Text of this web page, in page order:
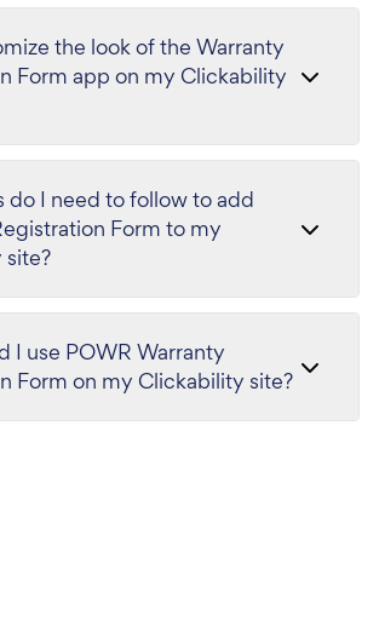
the look of the Warranty
Form app on my Clickability
do I need to follow to add
Form to my
I use POWR Warranty
Form on my Clickability site?